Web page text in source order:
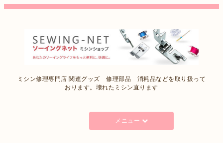
ミシン修理専門店 関連グッズ 修理部品 消耗品などを取り扱って
おります。壊れたミシン直ります
メニュー